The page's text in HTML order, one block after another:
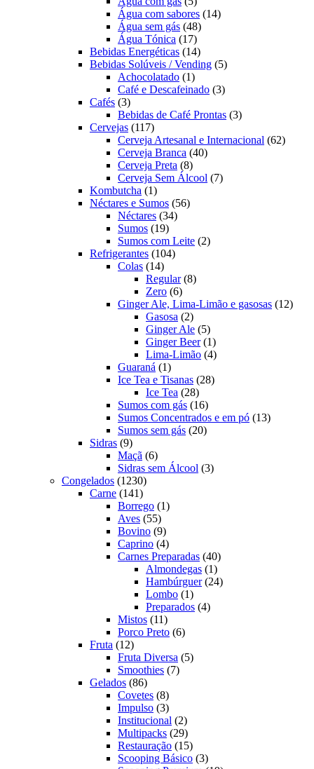
produtos
Água com sabores 1414
Água sem gás 4848
Água Tónica 1717
produtos
Bebidas Energéticas 1414
produtos
Bebidas Solúveis / Vending 55
Achocolatado 11
produto
Café e Descafeinado 33
Cafés 33
produtos
Bebidas de Café Prontas 33
Cervejas 117117
produtos
Cerveja Artesanal e Internacional 6262
Cerveja Branca 4040
Cerveja Preta 88
produtos
Cerveja Sem Álcool 77
Kombutcha 11
produto
Néctares e Sumos 5656
Néctares 3434
Sumos 1919
produtos
Sumos com Leite 22
Refrigerantes 104104
Colas 1414
produtos
Regular 88
Zero 66
produtos
Ginger Ale, Lima-Limão e gasosas 1212
Gasosa 22
produtos
Ginger Ale 55
produtos
Ginger Beer 11
produto
Lima-Limão 44
Guaraná 11
produto
Ice Tea e Tisanas 2828
Ice Tea 2828
produtos
Sumos com gás 1616
produtos
Sumos Concentrados e em pó 1313
Sumos sem gás 2020
Sidras 99
produtos
Maçã 66
produtos
Sidras sem Álcool 33
Congelados 12301230
produtos
Carne 141141
produtos
Borrego 11
Aves 5555
produtos
Bovino 99
produtos
Caprino 44
produtos
Carnes Preparadas 4040
produtos
Almondegas 11
produto
Hambúrguer 2424
Lombo 11
produto
Preparados 44
Mistos 1111
produtos
Porco Preto 66
Fruta 1212
produtos
Fruta Diversa 55
Smoothies 77
Gelados 8686
produtos
Covetes 88
produtos
Impulso 33
produtos
Institucional 22
produtos
Multipacks 2929
produtos
Restauração 1515
produtos
Scooping Básico 33